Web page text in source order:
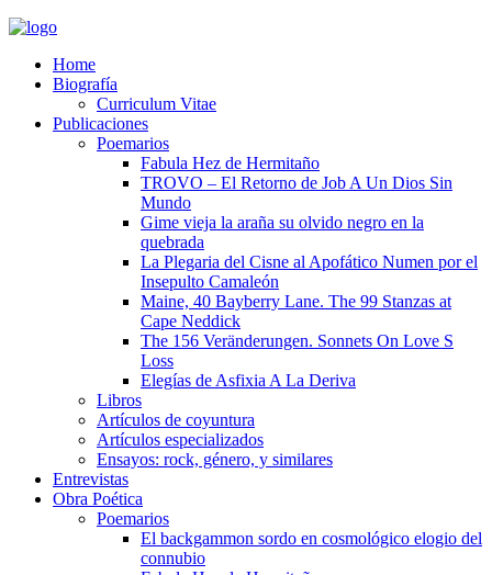
Home
Biografía
Curriculum Vitae​
Publicaciones
Poemarios
Fabula Hez de Hermitaño
TROVO – El Retorno de Job A Un Dios Sin
Mundo
Gime vieja la araña su olvido negro en la
quebrada
La Plegaria del Cisne al Apofático Numen por el
Insepulto Camaleón
Maine, 40 Bayberry Lane. The 99 Stanzas at
Cape Neddick
The 156 Veränderungen. Sonnets On Love S
Loss
Elegías de Asfixia A La Deriva
Libros
Artículos de coyuntura
Artículos especializados
Ensayos: rock, género, y similares
Entrevistas
Obra Poética
Poemarios
El backgammon sordo en cosmológico elogio del
connubio